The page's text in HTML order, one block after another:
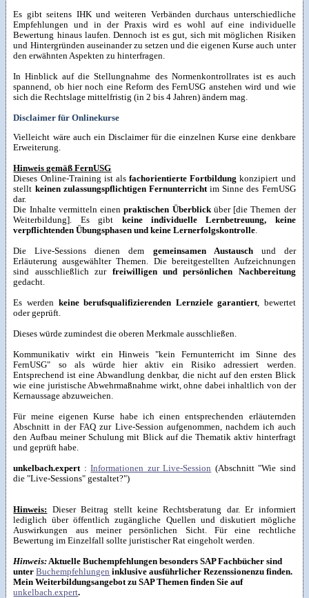
Es gibt seitens IHK und weiteren Verbänden durchaus unterschiedliche
Empfehlungen und in der Praxis wird es wohl auf eine individuelle
Bewertung hinaus laufen. Dennoch ist es gut, sich mit möglichen Risiken
und Hintergründen auseinander zu setzen und die eigenen Kurse auch unter
den erwähnten Aspekten zu hinterfragen.
In Hinblick auf die Stellungnahme des Normenkontrollrates ist es auch
spannend, ob hier noch eine Reform des FernUSG anstehen wird und wie
sich die Rechtslage mittelfristig (in 2 bis 4 Jahren) ändern mag.
Disclaimer für Onlinekurse
Vielleicht wäre auch ein Disclaimer für die einzelnen Kurse eine denkbare
Erweiterung.
Hinweis gemäß FernUSG
Dieses Online-Training ist alsfachorientierte Fortbildung konzipiert und
stellt keinen zulassungspflichtigen Fernunterrichtim Sinne des FernUSG
dar.
Die Inhalte vermitteln einenpraktischen Überblicküber [die Themen der
Weiterbildung]. Es gibt keine individuelle Lernbetreuung, keine
verpflichtenden Übungsphasen und keine Lernerfolgskontrolle.
Die Live-Sessions dienen dem gemeinsamen Austauschund der
Erläuterung ausgewählter Themen. Die bereitgestellten Aufzeichnungen
sind ausschließlich zur freiwilligen und persönlichen Nachbereitung
gedacht.
Es werden keine berufsqualifizierenden Lernziele garantiert, bewertet
oder geprüft.
Dieses würde zumindest die oberen Merkmale ausschließen.
Kommunikativ wirkt ein Hinweis "kein Fernunterricht im Sinne des
FernUSG" so als würde hier aktiv ein Risiko adressiert werden.
Entsprechend ist eine Abwandlung denkbar, die nicht auf den ersten Blick
wie eine juristische Abwehrmaßnahme wirkt, ohne dabei inhaltlich von der
Kernaussage abzuweichen.
Für meine eigenen Kurse habe ich einen entsprechenden erläuternden
Abschnitt in der FAQ zur Live-Session aufgenommen, nachdem ich auch
den Aufbau meiner Schulung mit Blick auf die Thematik aktiv hinterfragt
und geprüft habe.
unkelbach.expert:Informationen zur Live-Session (Abschnitt "Wie sind
die "Live-Sessions" gestaltet?")
Hinweis:
Dieser Beitrag stellt keine Rechtsberatung dar. Er informiert
lediglich über öffentlich zugängliche Quellen und diskutiert mögliche
Auswirkungen aus meiner persönlichen Sicht. Für eine rechtliche
Bewertung im Einzelfall sollte juristischer Rat eingeholt werden.
Hinweis:Aktuelle Buchempfehlungen besonders SAP Fachbücher sind
unterBuchempfehlungen inklusive ausführlicher Rezenssionenzu finden.
Mein Weiterbildungsangebot zu SAP Themen finden Sie auf
unkelbach.expert.